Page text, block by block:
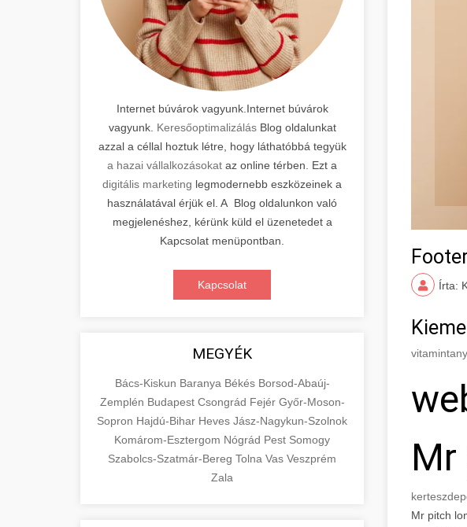
Internet búvárok vagyunk.Internet búvárok
vagyunk. KeresőoptimalizálásBlog oldalunkat
azzal a céllal hoztuk létre, hogy láthatóbbá tegyük
a hazai vállalkozásokat az online térben. Ezt a
digitális marketing legmodernebb eszközeinek a
használatával érjük el. A Blog oldalunkon való
megjelenéshez, kérünk küld el üzenetedet a
Kapcsolat menüpontban.
Kapcsolat
MEGYÉK
Bács-Kiskun Baranya Békés Borsod-Abaúj-
Zemplén Budapest Csongrád Fejér Győr-Moson-
Sopron Hajdú-Bihar Heves Jász-Nagykun-Szolnok
Komárom-Esztergom Nógrád Pest Somogy
Szabolcs-Szatmár-Bereg Tolna Vas Veszprém
Zala
Írta:
Mr pitch